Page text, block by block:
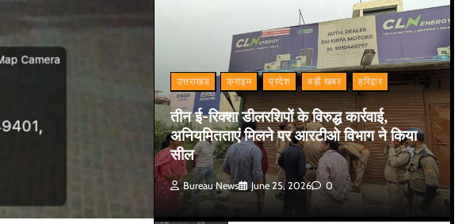
उत्तराखंड क्राइम प्रदेश बड़ी खबर हरिद्वार
तीन ई-रिक्शा डीलरशिपों के विरुद्ध कार्रवाई,
अनियमितताएं मिलने पर आरटीओ विभाग ने किया
सील
Bureau News June 25, 2026 0